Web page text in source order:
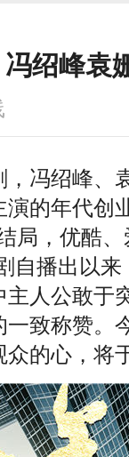
冯绍峰袁
冯绍峰、
的年代创
局，优酷
自播出以
人公敢于
一致称赞。
的心，将